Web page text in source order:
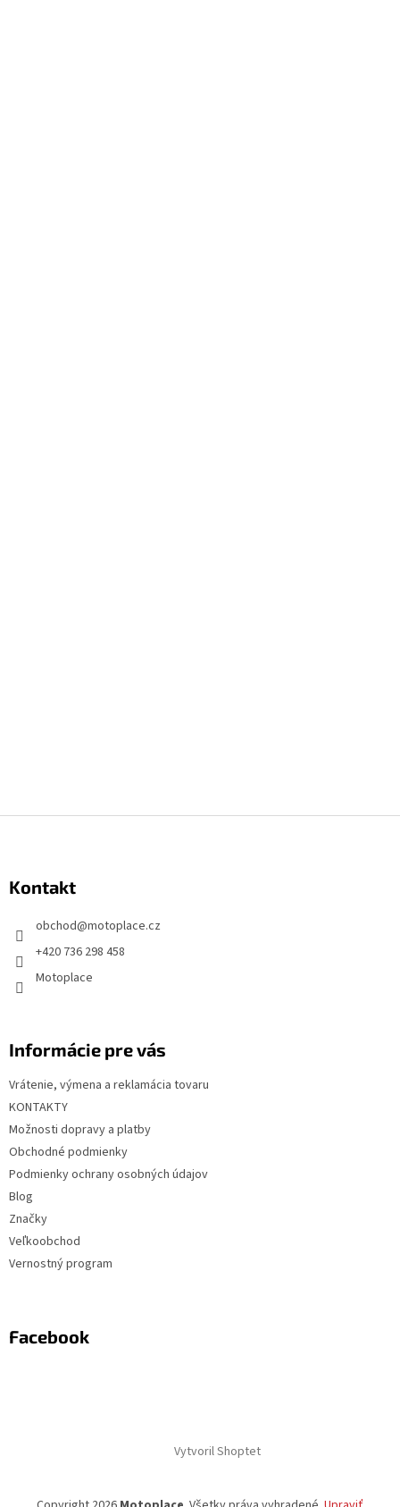
äKontakt
obchod@motoplace.cz
+420 736 298 458
Motoplace
Informácie pre vás
Vrátenie, výmena a reklamácia tovaru
KONTAKTY
Možnosti dopravy a platby
Obchodné podmienky
Podmienky ochrany osobných údajov
Blog
Značky
Veľkoobchod
Vernostný program
Facebook
Vytvoril Shoptet